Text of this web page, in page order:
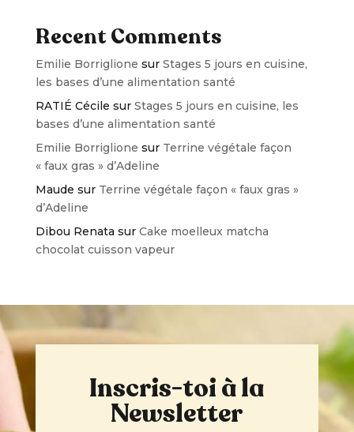
Recent Comments
Emilie Borriglione sur Stages 5 jours en cuisine,
les bases d’une alimentation santé
RATIÉ Cécile sur Stages 5 jours en cuisine, les
bases d’une alimentation santé
Emilie Borriglione sur Terrine végétale façon
« faux gras » d’Adeline
Maude sur Terrine végétale façon « faux gras »
d’Adeline
Dibou Renata sur Cake moelleux matcha
chocolat cuisson vapeur
Inscris-toi à la
Newsletter